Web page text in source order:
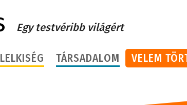
Egy testvéribb világért
LELKISÉG TÁRSADALOM VELEM